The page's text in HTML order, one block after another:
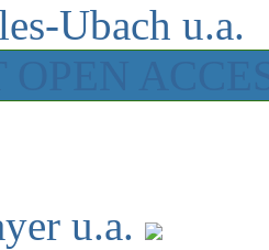
Ubach u.a.
u.a.